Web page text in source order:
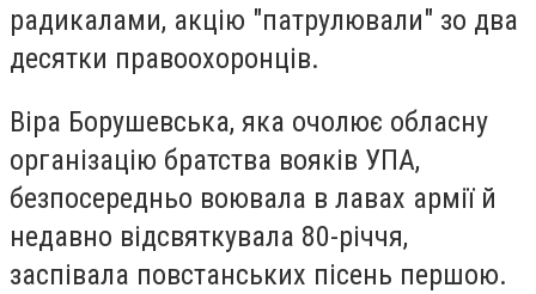
радикалами, акцію "патрулювали" зо два
десятки правоохоронців.
Віра Борушевська, яка очолює обласну
організацію братства вояків УПА,
безпосередньо воювала в лавах армії й
недавно відсвяткувала 80-річчя,
заспівала повстанських пісень першою.